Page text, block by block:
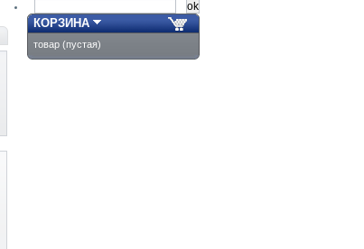
КОРЗИНА
товар (пустая)